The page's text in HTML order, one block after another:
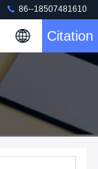
86--18507481610
Citation